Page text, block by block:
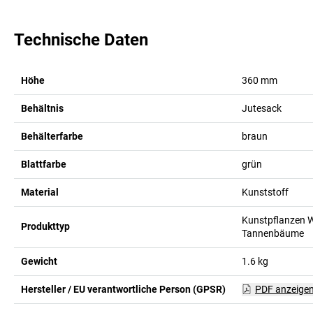
Technische Daten
Höhe 360 mm
Behältnis Jutesack
Behälterfarbe braun
Blattfarbe grün
Material Kunststoff
Produkttyp
Kunstpflanzen
Tannenbäume
Gewicht 1.6 kg
Hersteller / EU verantwortliche Person (GPSR) PDF anzeigen